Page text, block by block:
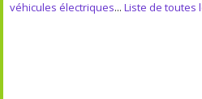
véhicules électriques...Liste de toutes